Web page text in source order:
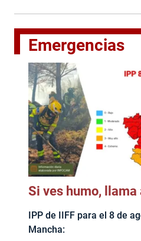
Emergencias
Si ves humo,
IPP de IIFF para el 8 de
Mancha: